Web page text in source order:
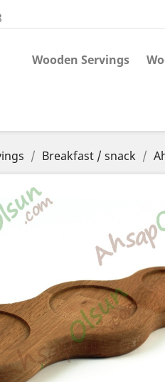
Wooden Servings
Breakfast / snack